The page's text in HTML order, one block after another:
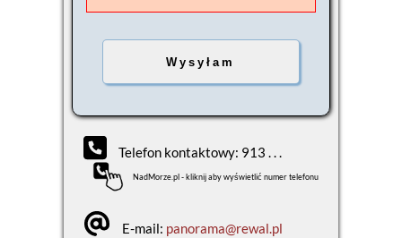
Telefon kontaktowy: 913 . . .
NadMorze.pl - kliknij aby wyświetlić numer telefonu
E-mail: panorama@rewal.pl